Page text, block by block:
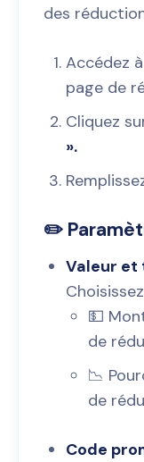
des
Accédez
page de
Cliquez
».
✏️
Valeur et
💵
de
📉
de
Code